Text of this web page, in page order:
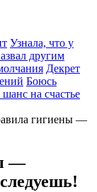
Узнала, что у
другим
Декрет
Боюсь
на счастье
гигиены ―
―